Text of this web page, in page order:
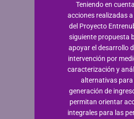
Teniendo en
acciones realizadas
del Proyecto
siguiente propuesta
apoyar el desarrollo
intervención por
caracterización y
alternativas para
generación de
permitan orientar
integrales para las